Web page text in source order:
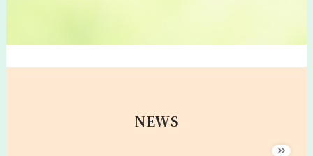
NEWS